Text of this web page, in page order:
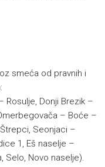
smeća od pravnih i
Rosulje, Donji Brezik –
– Boće –
Seonjaci –
1, Eš naselje –
Selo, Novo naselje).